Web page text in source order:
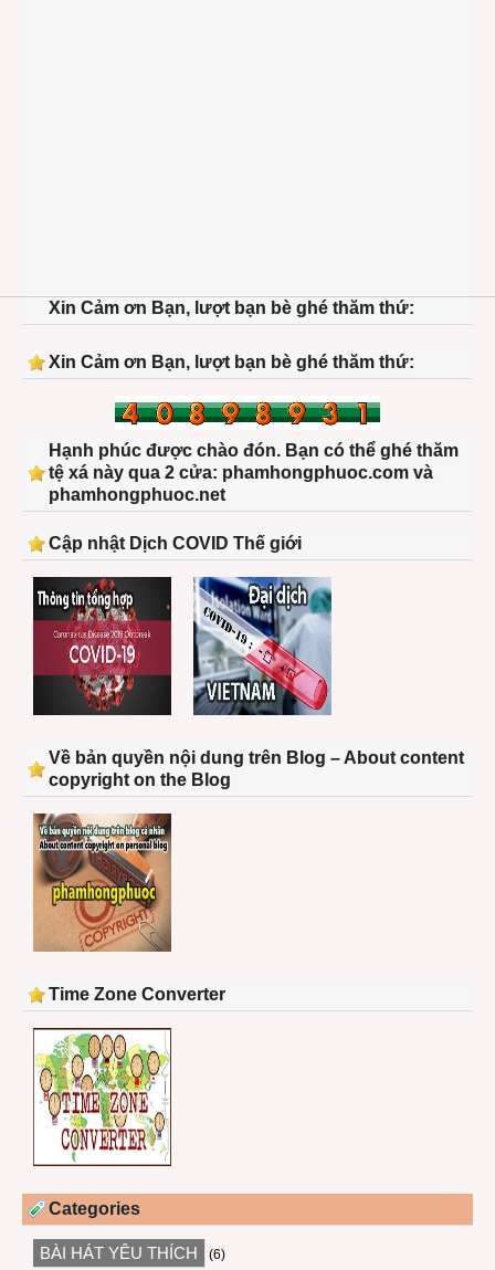
Xin Cảm ơn Bạn, lượt bạn bè ghé thăm thứ:
Xin Cảm ơn Bạn, lượt bạn bè ghé thăm thứ:
Hạnh phúc được chào đón. Bạn có thể ghé thăm
tệ xá này qua 2 cửa: phamhongphuoc.com và
phamhongphuoc.net
Cập nhật Dịch COVID Thế giới
Về bản quyền nội dung trên Blog – About content
copyright on the Blog
Time Zone Converter
Categories
BÀI HÁT YÊU THÍCH (6)